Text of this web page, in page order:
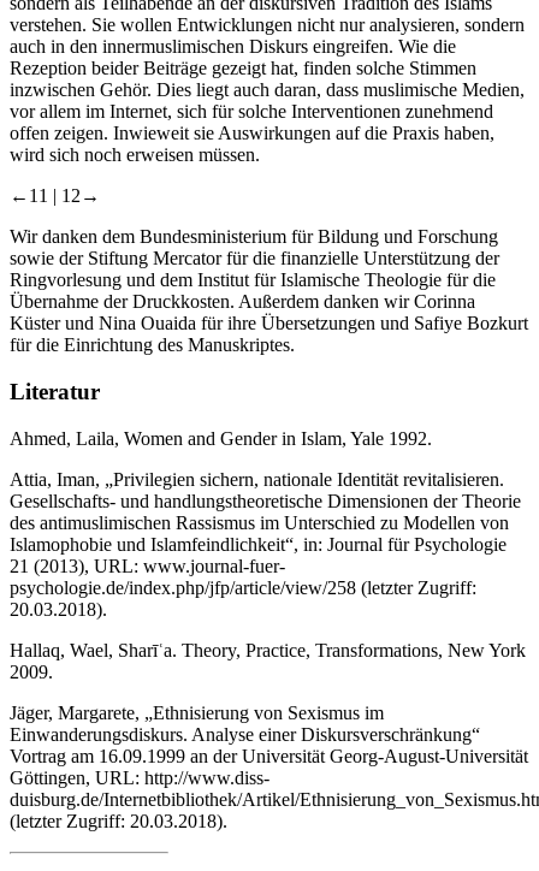
verstehen. Sie wollen Entwicklungen nicht nur analysieren, sondern
auch in den innermuslimischen Diskurs eingreifen. Wie die
Rezeption beider Beiträge gezeigt hat, finden solche Stimmen
inzwischen Gehör. Dies liegt auch daran, dass muslimische Medien,
vor allem im Internet, sich für solche Interventionen zunehmend
offen zeigen. Inwieweit sie Auswirkungen auf die Praxis haben,
wird sich noch erweisen müssen.
←11 | 12→
Wir danken dem Bundesministerium für Bildung und Forschung
sowie der Stiftung Mercator für die finanzielle Unterstützung der
Ringvorlesung und dem Institut für Islamische Theologie für die
Übernahme der Druckkosten. Außerdem danken wir Corinna
Küster und Nina Ouaida für ihre Übersetzungen und Safiye Bozkurt
für die Einrichtung des Manuskriptes.
Literatur
Ahmed, Laila, Women and Gender in Islam, Yale 1992.
Attia, Iman, „Privilegien sichern, nationale Identität revitalisieren.
Gesellschafts- und handlungstheoretische Dimensionen der Theorie
des antimuslimischen Rassismus im Unterschied zu Modellen von
Islamophobie und Islamfeindlichkeit“, in: Journal für Psychologie
21 (2013), URL: www.journal-fuer-
psychologie.de/index.php/jfp/article/view/258 (letzter Zugriff:
20.03.2018).
Hallaq, Wael, Sharīʿa. Theory, Practice, Transformations, New York
2009.
Jäger, Margarete, „Ethnisierung von Sexismus im
Einwanderungsdiskurs. Analyse einer Diskursverschränkung“
Vortrag am 16.09.1999 an der Universität Georg-August-Universität
Göttingen, URL: http://www.diss-
duisburg.de/Internetbibliothek/Artikel/
(letzter Zugriff: 20.03.2018).